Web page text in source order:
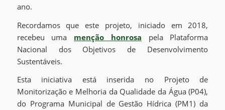
ano.
Recordamos que este projeto, iniciado em 2018,
recebeu uma menção honrosa pela Plataforma
Nacional dos Objetivos de Desenvolvimento
Sustentáveis.
Esta iniciativa está inserida no Projeto de
Monitorização e Melhoria da Qualidade da Água (P04),
do Programa Municipal de Gestão Hídrica (PM1) da